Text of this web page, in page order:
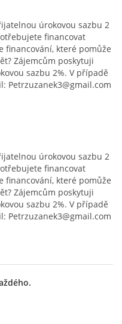
úrokovou sazbu 2
financovat
financování, které pomůže
Zájemcům poskytuji
sazbu 2%. V případě
Petrzuzanek3@gmail.com
úrokovou sazbu 2
financovat
financování, které pomůže
Zájemcům poskytuji
sazbu 2%. V případě
Petrzuzanek3@gmail.com